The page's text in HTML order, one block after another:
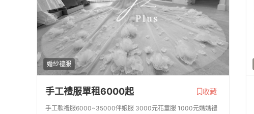
婚紗禮服
手工禮服單租6000起 收藏
手工款禮服6000~35000伴娘服 3000元花童服 1000元媽媽禮